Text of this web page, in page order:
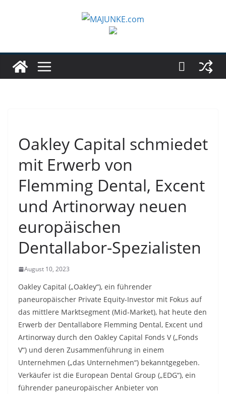
Oakley Capital schmiedet
mit Erwerb von
Flemming Dental, Excent
und Artinorway neuen
europäischen
Dentallabor-Spezialisten
August 10, 2023
Oakley Capital („Oakley“), ein führender
paneuropäischer Private Equity-Investor mit Fokus auf
das mittlere Marktsegment (Mid-Market), hat heute den
Erwerb der Dentallabore Flemming Dental, Excent und
Artinorway durch den Oakley Capital Fonds V („Fonds
V“) und deren Zusammenführung in einem
Unternehmen („das Unternehmen“) bekanntgegeben.
Verkäufer ist die European Dental Group („EDG“), ein
führender paneuropäischer Anbieter von